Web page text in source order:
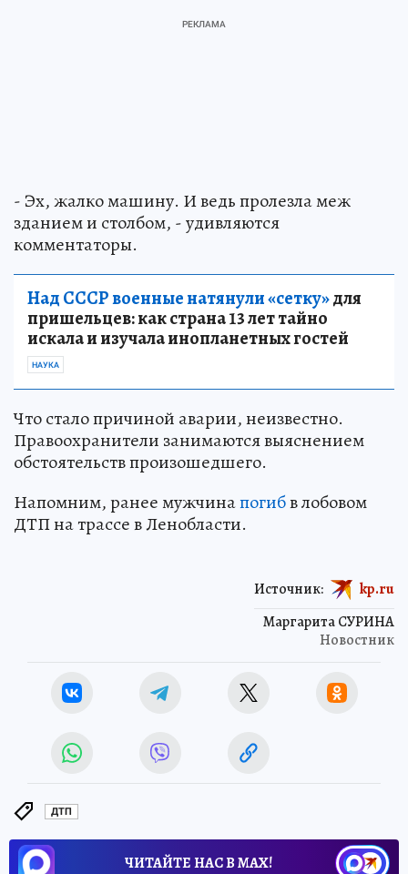
- Эх, жалко машину. И ведь пролезла меж
зданием и столбом, - удивляются
комментаторы.
Над СССР военные натянули «сетку»для
пришельцев: как страна 13 лет тайно
искала и изучала инопланетных гостей
НАУКА
Что стало причиной аварии, неизвестно.
Правоохранители занимаются выяснением
обстоятельств произошедшего.
Напомним, ранее мужчинапогибв лобовом
ДТП на трассе в Ленобласти.
Маргарита СУРИНА
Новостник
Источник: kp.ru
ДТП
ЧИТАЙТЕ НАС В МАХ!